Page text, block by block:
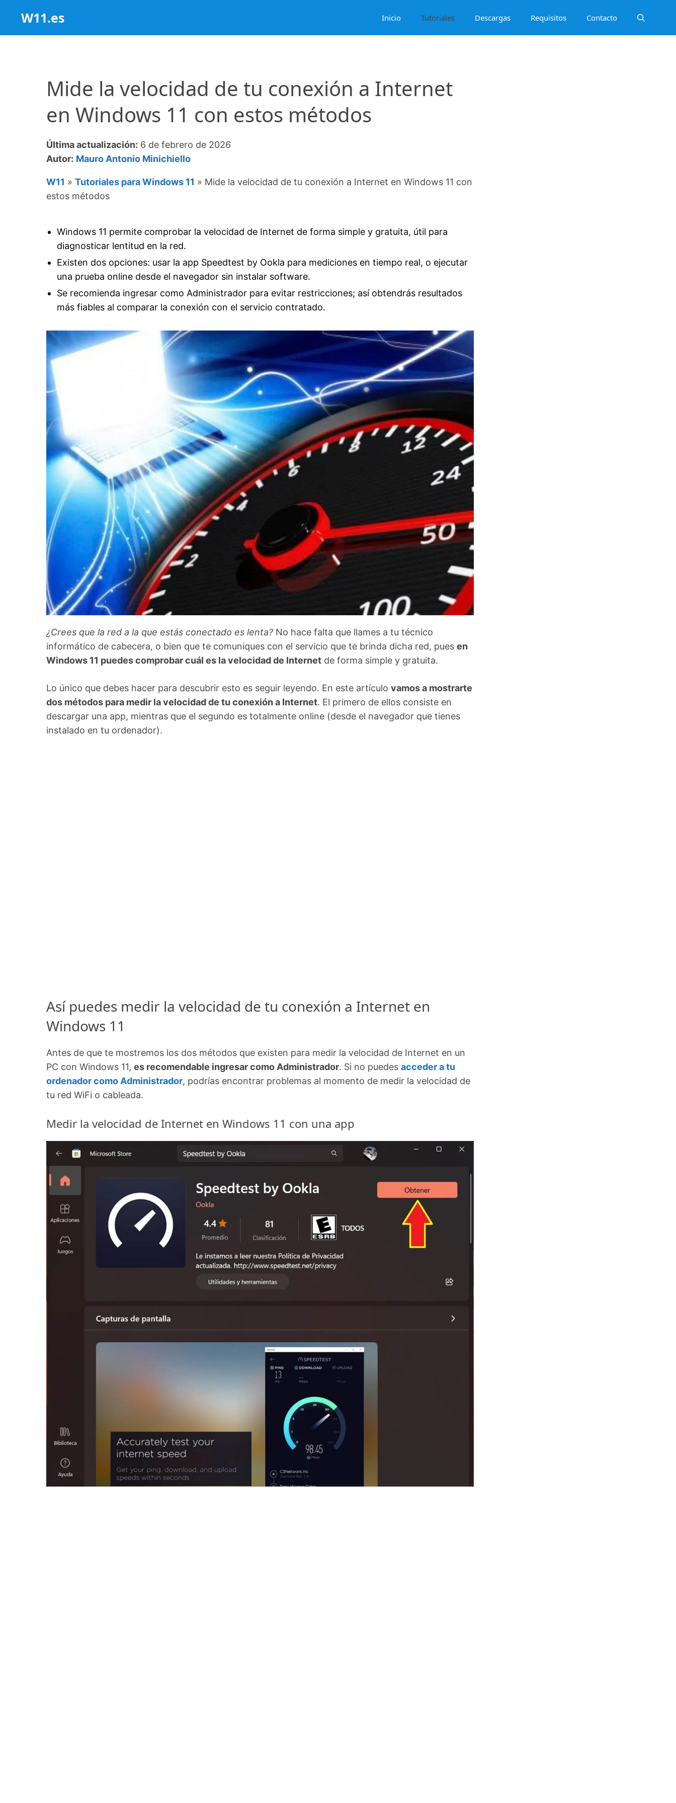
contenido
W11.es Inicio Tutoriales Descargas Requisitos Contacto
Mide la velocidad de tu conexión a Internet
en Windows 11 con estos métodos
Última actualización: 6 de febrero de 2026
Autor: Mauro Antonio Minichiello
W11 » Tutoriales para Windows 11 » Mide la velocidad de tu conexión a Internet en Windows 11 con
estos métodos
Windows 11 permite comprobar la velocidad de Internet de forma simple y gratuita, útil para
diagnosticar lentitud en la red.
Existen dos opciones: usar la app Speedtest by Ookla para mediciones en tiempo real, o ejecutar
una prueba online desde el navegador sin instalar software.
Se recomienda ingresar como Administrador para evitar restricciones; así obtendrás resultados
más fiables al comparar la conexión con el servicio contratado.
¿Crees que la red a la que estás conectado es lenta? No hace falta que llames a tu técnico
informático de cabecera, o bien que te comuniques con el servicio que te brinda dicha red, pues en
Windows 11 puedes comprobar cuál es la velocidad de Internet de forma simple y gratuita.
Lo único que debes hacer para descubrir esto es seguir leyendo. En este artículo vamos a mostrarte
dos métodos para medir la velocidad de tu conexión a Internet. El primero de ellos consiste en
descargar una app, mientras que el segundo es totalmente online (desde el navegador que tienes
instalado en tu ordenador).
Así puedes medir la velocidad de tu conexión a Internet en
Windows 11
Antes de que te mostremos los dos métodos que existen para medir la velocidad de Internet en un
PC con Windows 11, es recomendable ingresar como Administrador. Si no puedes acceder a tu
ordenador como Administrador, podrías encontrar problemas al momento de medir la velocidad de
tu red WiFi o cableada.
Medir la velocidad de Internet en Windows 11 con una app